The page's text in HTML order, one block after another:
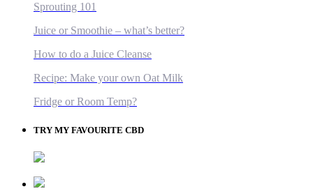
Sprouting 101
Juice or Smoothie – what’s better?
How to do a Juice Cleanse
Recipe: Make your own Oat Milk
Fridge or Room Temp?
TRY MY FAVOURITE CBD